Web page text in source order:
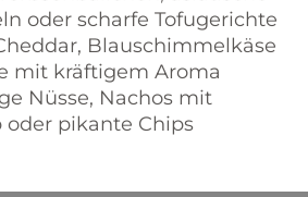
oder scharfe Tofugerichte
Blauschimmelkäse
mit kräftigem Aroma
Nüsse, Nachos mit
pikante Chips